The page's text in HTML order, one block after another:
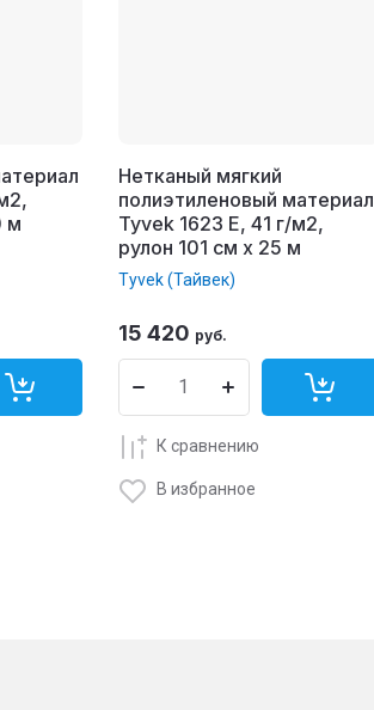
м
Нетканый мягкий
полиэтиленовый материал
Tyvek 1623 E, 41 г/м2,
рулон 101 см x 25 м
Tyvek (Тайвек)
15 420 руб.
К сравнению
В избранное